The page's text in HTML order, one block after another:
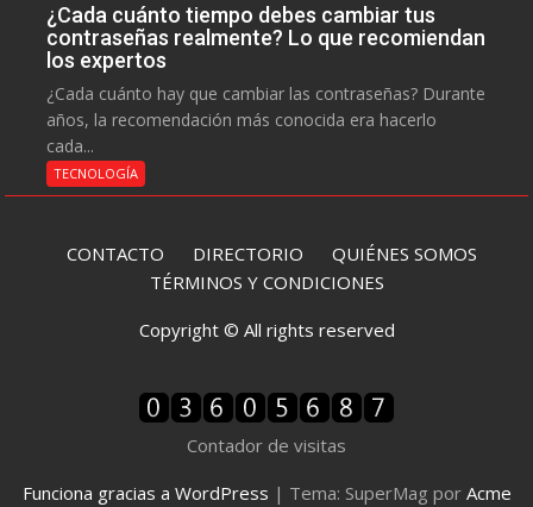
¿Cada cuánto tiempo debes cambiar tus
contraseñas realmente? Lo que recomiendan
los expertos
¿Cada cuánto hay que cambiar las contraseñas? Durante
años, la recomendación más conocida era hacerlo
cada...
TECNOLOGÍA
CONTACTO DIRECTORIO QUIÉNES SOMOS
TÉRMINOS Y CONDICIONES
Copyright © All rights reserved
Contador de visitas
Funciona gracias a WordPress | Tema: SuperMag por Acme